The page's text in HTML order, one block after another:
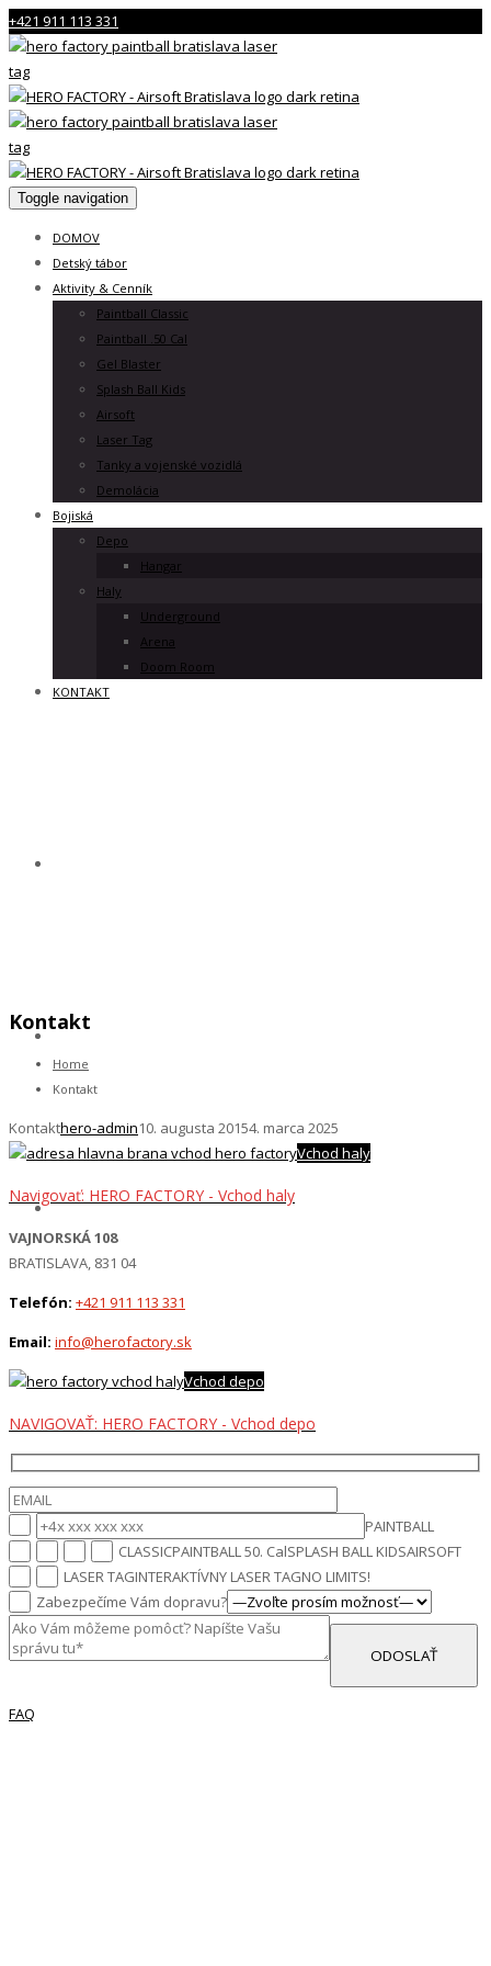
+421 911 113 331
Toggle navigation
DOMOV
Detský tábor
Aktivity & Cenník
Paintball Classic
Paintball .50 Cal
Gel Blaster
Splash Ball Kids
Airsoft
Laser Tag
Tanky a vojenské vozidlá
Demolácia
Bojiská
Depo
Hangar
Haly
Underground
Arena
Doom Room
KONTAKT
Kontakt
Home
Kontakt
Kontakthero-admin10. augusta 20154. marca 2025
Vchod haly
Navigovať: HERO FACTORY - Vchod haly
VAJNORSKÁ 108
BRATISLAVA, 831 04
Telefón: +421 911 113 331
Email: info@herofactory.sk
Vchod depo
NAVIGOVAŤ: HERO FACTORY - Vchod depo
PAINTBALL
CLASSICPAINTBALL 50. CalSPLASH BALL KIDSAIRSOFT
LASER TAGINTERAKTÍVNY LASER TAGNO LIMITS!
Zabezpečíme Vám dopravu?
FAQ